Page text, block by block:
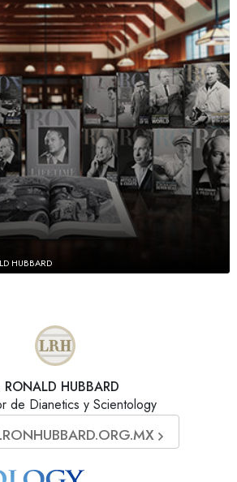
HUBBARD
RONALD HUBBARD
de Dianetics y Scientology